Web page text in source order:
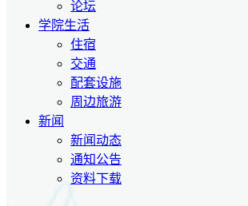
论坛
学院生活
住宿
交通
配套设施
周边旅游
新闻
新闻动态
通知公告
资料下载